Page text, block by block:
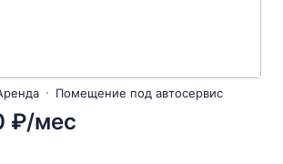
Помещение под автосервис
₽/мес